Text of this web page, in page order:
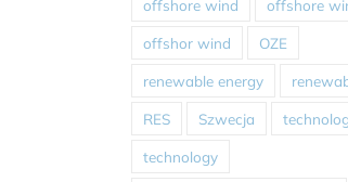
offshore wind offshore
offshor wind OZE
renewable energy
RES Szwecja
technology